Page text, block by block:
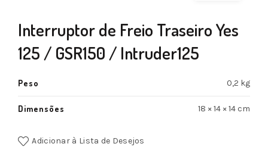
Interruptor de Freio Traseiro Yes
125 / GSR150 / Intruder125
Peso 0,2 kg
Dimensões 18 × 14 × 14 cm
Adicionar à Lista de Desejos